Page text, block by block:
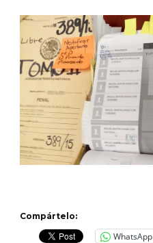
Compártelo:
WhatsApp